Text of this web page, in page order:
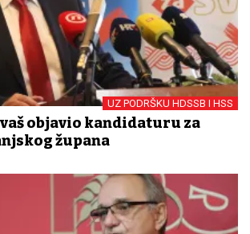
UZ PODRŠKU HDSSB I HSS
objavio kandidaturu za
župana